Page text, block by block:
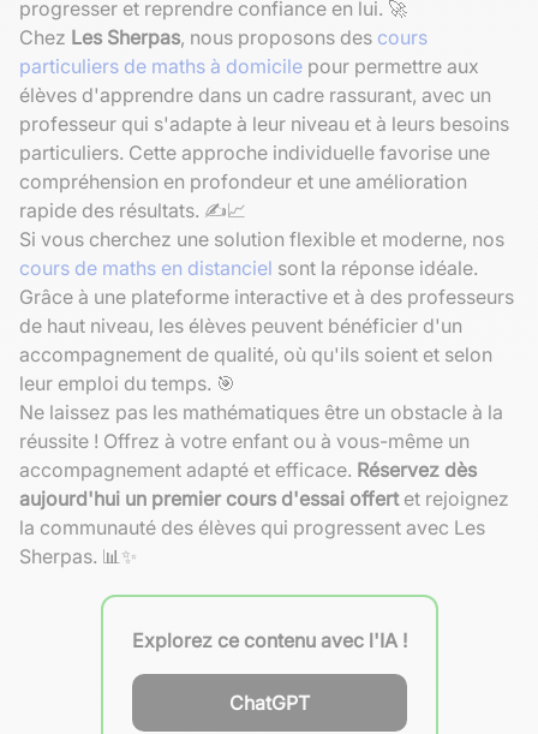
progresser et reprendre confiance en lui. 🚀
Chez Les Sherpas, nous proposons des cours
particuliers de maths à domicile pour permettre aux
élèves d'apprendre dans un cadre rassurant, avec un
professeur qui s'adapte à leur niveau et à leurs besoins
particuliers. Cette approche individuelle favorise une
compréhension en profondeur et une amélioration
rapide des résultats. ✍️📈
Si vous cherchez une solution flexible et moderne, nos
cours de maths en distanciel sont la réponse idéale.
Grâce à une plateforme interactive et à des professeurs
de haut niveau, les élèves peuvent bénéficier d'un
accompagnement de qualité, où qu'ils soient et selon
leur emploi du temps. 🎯
Ne laissez pas les mathématiques être un obstacle à la
réussite ! Offrez à votre enfant ou à vous-même un
accompagnement adapté et efficace. Réservez dès
aujourd'hui un premier cours d'essai offertet rejoignez
la communauté des élèves qui progressent avec Les
Sherpas. 📊✨
Explorez ce contenu avec l'IA !
ChatGPT